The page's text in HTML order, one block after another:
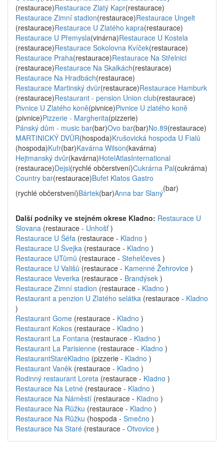
(restaurace)Restaurace Zlatý Kapr(restaurace)
Restaurace Zimní stadion(restaurace)Restaurace Ungelt
(restaurace)Restaurace U Zlatého kapra(restaurace)
Restaurace U Přemysla(vinárna)Restaurace U Kostela
(restaurace)Restaurace Sokolovna Kvíček(restaurace)
Restaurace Praha(restaurace)Restaurace Na Střelnici
(restaurace)Restaurace Na Skalkách(restaurace)
Restaurace Na Hradbách(restaurace)
Restaurace Martinský dvůr(restaurace)Restaurace Hamburk
(restaurace)Restaurant - pension Union club(restaurace)
Pivnice U Zlatého koně(pivnice)Pivnice U zlatého koně
(pivnice)Pizzerie - Margherita(pizzerie)
Pánský dům - music bar(bar)Ovo bar(bar)No.89(restaurace)
MARTINICKÝ DVŮR(hospoda)Krušovická hospoda U Fialů
(hospoda)Kufr(bar)Kavárna Wilson(kavárna)
Hejtmanský dvůr(kavárna)HotelAtlasInternational
(restaurace)Dejsi(rychlé občerstvení)Cukrárna Pal(cukrárna)
Country bar(restaurace)Bufet Klatos Gastro
(rychlé občerstvení)Bártek(bar)Anna bar Slaný(bar)
Další podniky ve stejném okrese Kladno: Restaurace U
Slovana (restaurace - Unhošť)
Restaurace U Šéfa (restaurace - Kladno )
Restaurace U Švejka (restaurace - Kladno )
Restaurace UTůmů (restaurace - Stehelčeves )
Restaurace U Vališů (restaurace - Kamenné Žehrovice )
Restaurace Veverka (restaurace - Brandýsek )
Restaurace Zimní stadion (restaurace - Kladno )
Restaurant a penzion U Zlatého selátka (restaurace - Kladno
)
Restaurant Gome (restaurace - Kladno )
Restaurant Kokos (restaurace - Kladno )
Restaurant La Fontana (restaurace - Kladno )
Restaurant La Parisienne (restaurace - Kladno )
RestaurantStaréKladno (pizzerie - Kladno )
Restaurant Vaněk (restaurace - Kladno )
Rodinný restaurant Loreta (restaurace - Kladno )
Restaurace Na Letné (restaurace - Kladno )
Restaurace Na Náměstí (restaurace - Kladno )
Restaurace Na Růžku (restaurace - Kladno )
Restaurace Na Růžku (hospoda - Smečno )
Restaurace Na Staré (restaurace - Otvovice )